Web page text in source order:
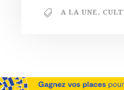
A LA UNE,